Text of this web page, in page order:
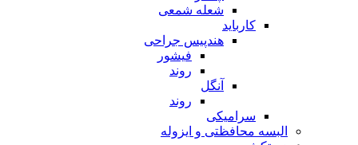
شعله شمعی
کارباید
هندپیس جراحی
فیشور
روند
آنگل
روند
سرامیکی
البسه محافظتی و ایزوله